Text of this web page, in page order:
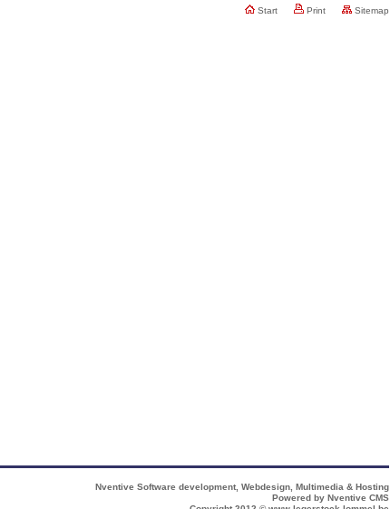
Start Print Sitemap
Nventive Software development, Webdesign, Multimedia & Hosting
Powered by Nventive CMS